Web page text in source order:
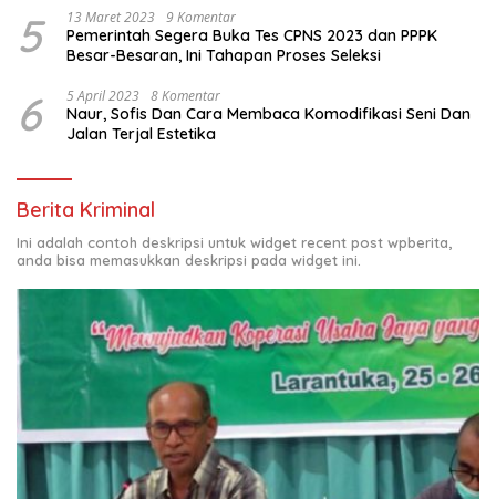
5 13 Maret 2023 9 Komentar
Pemerintah Segera Buka Tes CPNS 2023 dan PPPK
Besar-Besaran, Ini Tahapan Proses Seleksi
6 5 April 2023 8 Komentar
Naur, Sofis Dan Cara Membaca Komodifikasi Seni Dan
Jalan Terjal Estetika
Berita Kriminal
Ini adalah contoh deskripsi untuk widget recent post wpberita,
anda bisa memasukkan deskripsi pada widget ini.